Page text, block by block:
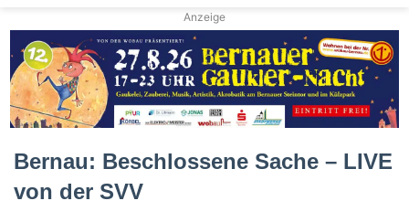
Anzeige
Bernau: Beschlossene Sache – LIVE
von der SVV